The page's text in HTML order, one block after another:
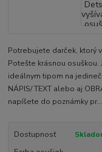
Potrebujete darček, ktorý
Potešte krásnou osuškou.
ideálnym tipom na
NÁPIS/ TEXT alebo aj
napíšete do poznámky pr...
Dostupnosť